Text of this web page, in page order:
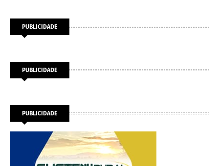
PUBLICIDADE
PUBLICIDADE
PUBLICIDADE